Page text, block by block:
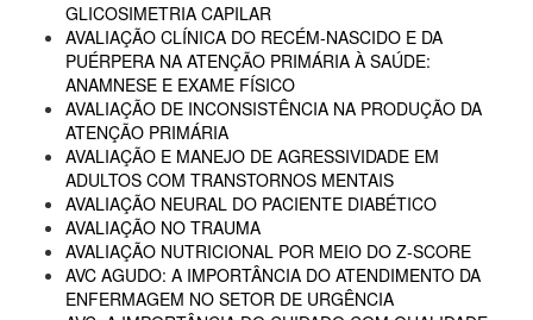
GLICOSIMETRIA CAPILAR
AVALIAÇÃO CLÍNICA DO RECÉM-NASCIDO E DA
PUÉRPERA NA ATENÇÃO PRIMÁRIA À SAÚDE:
ANAMNESE E EXAME FÍSICO
AVALIAÇÃO DE INCONSISTÊNCIA NA PRODUÇÃO DA
ATENÇÃO PRIMÁRIA
AVALIAÇÃO E MANEJO DE AGRESSIVIDADE EM
ADULTOS COM TRANSTORNOS MENTAIS
AVALIAÇÃO NEURAL DO PACIENTE DIABÉTICO
AVALIAÇÃO NO TRAUMA
AVALIAÇÃO NUTRICIONAL POR MEIO DO Z-SCORE
AVC AGUDO: A IMPORTÂNCIA DO ATENDIMENTO DA
ENFERMAGEM NO SETOR DE URGÊNCIA